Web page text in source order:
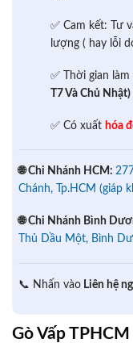
✅ Cam kết: Tư
lượng ( hay lỗi
✅ Thời gian
T7 Và Chủ Nhật)
✅ Có xuất hóa
🌐 Chi Nhánh HCM:
Chánh, Tp.HCM (giáp
🌐 Chi Nhánh Bình
Thủ Dầu Một, Bình
📞 Nhấn vào Liên hệ
Gò Vấp